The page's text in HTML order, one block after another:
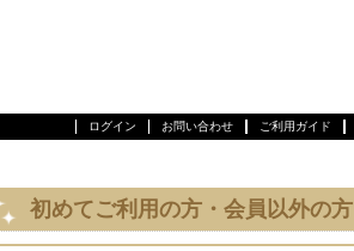
ご利用ガイド
お問い合わせ
ログイン
初めてご利用の方・会員以外の方